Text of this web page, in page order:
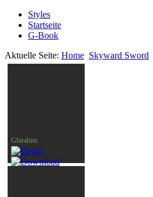
Styles
Startseite
G-Book
Aktuelle Seite: Home Skyward Sword
Ghirahim